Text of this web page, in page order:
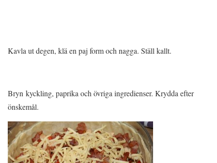
Kavla ut degen, klä en paj form och nagga. Ställ kallt.
Bryn kyckling, paprika och övriga ingredienser. Krydda efter
önskemål.